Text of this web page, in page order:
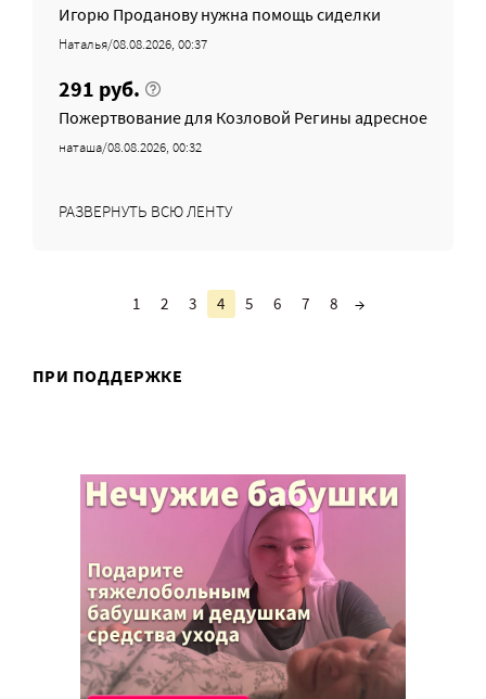
Игорю Проданову нужна помощь сиделки
Наталья/08.08.2026, 00:37
291 руб.
Пожертвование для Козловой Регины адресное
наташа/08.08.2026, 00:32
РАЗВЕРНУТЬ ВСЮ ЛЕНТУ
1 2 3 4 5 6 7 8 →
ПРИ ПОДДЕРЖКЕ